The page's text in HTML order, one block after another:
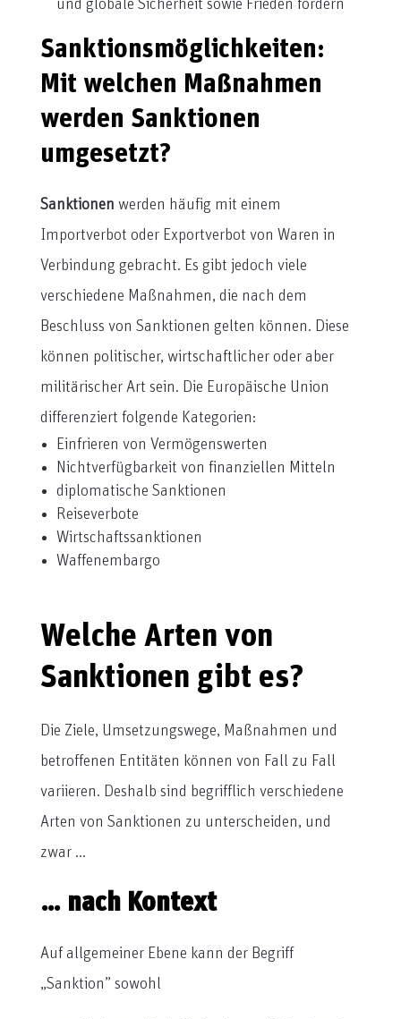
und globale Sicherheit sowie Frieden fördern
Sanktionsmöglichkeiten:
Mit welchen Maßnahmen
werden Sanktionen
umgesetzt?
Sanktionen werden häufig mit einem
Importverbot oder Exportverbot von Waren in
Verbindung gebracht. Es gibt jedoch viele
verschiedene Maßnahmen, die nach dem
Beschluss von Sanktionen gelten können. Diese
können politischer, wirtschaftlicher oder aber
militärischer Art sein. Die Europäische Union
differenziert folgende Kategorien:
Einfrieren von Vermögenswerten
Nichtverfügbarkeit von finanziellen Mitteln
diplomatische Sanktionen
Reiseverbote
Wirtschaftssanktionen
Waffenembargo
Welche Arten von
Sanktionen gibt es?
Die Ziele, Umsetzungswege, Maßnahmen und
betroffenen Entitäten können von Fall zu Fall
variieren. Deshalb sind begrifflich verschiedene
Arten von Sanktionen zu unterscheiden, und
zwar …
… nach Kontext
Auf allgemeiner Ebene kann der Begriff
„Sanktion” sowohl